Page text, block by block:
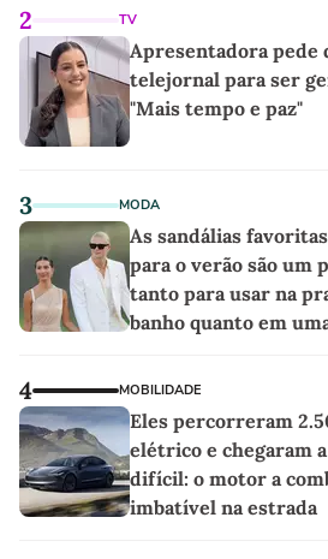
2 TV
Apresentadora pede
telejornal para ser
"Mais tempo e paz"
3 MODA
As sandálias
para o verão são um
tanto para usar na
banho quanto em
4 MOBILIDADE
Eles percorreram
elétrico e chegaram
difícil: o motor a
imbatível na estrada